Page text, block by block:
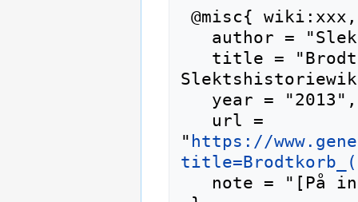
" https://